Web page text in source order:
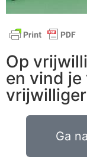
Op
en vind
Ga